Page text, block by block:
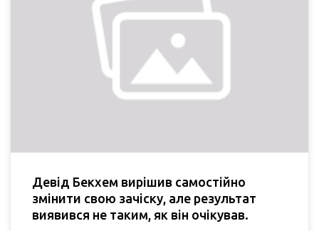
Девід Бекхем вирішив самостійно
змінити свою зачіску, але результат
виявився не таким, як він очікував.